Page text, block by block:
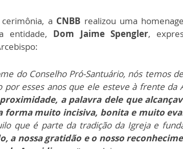
a CNBB realizou uma
entidade, Dom Jaime Spengler,
do Conselho Pró-Santuário, nós temos
por esses anos que ele esteve à frente da
a palavra dele que
forma muito incisiva, bonita e muito
que é parte da tradição da Igreja e
a nossa gratidão e o nosso